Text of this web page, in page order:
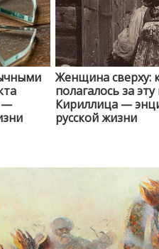
—
Женщина сверху:
полагалось за
Кириллица —
русской жизни